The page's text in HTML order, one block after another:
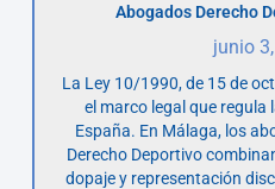
Abogados Derecho
junio
La Ley 10/1990, de 15 de
el marco legal que
España. En Málaga, los
Derecho Deportivo
dopaje y representación